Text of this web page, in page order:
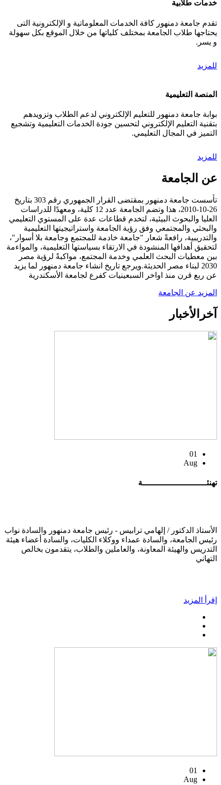
خدمات طلابية
تقدم جامعة دمنهور كافة الخدمات المعلوماتية و الإلكترونية التى
يحتاجها طلاب الجامعة بمختلف كلياتها من خلال الموقع بكل سهولة
و يسر.
للمزيد
المنصة التعليمية
بوابة جامعة دمنهور للتعليم الإلكتروني لدعم الطلاب وتزويدهم
بتقنية التعليم الإلكتروني لتحسين جودة الخدمات التعليمية وتشجيع
التميز في المجال التعليمي.
للمزيد
عن الجامعة
تأسست جامعة دمنهور بمقتضى القرار الجمهوري رقم 303 بتاريخ
26-10-2010، هذا وتضم الجامعة عدد 12 كلية، ومعهدًا للدراسات
العليا والبحوث البيئية، لتخدم قطاعات عدة على المستوي التعليمي
والبحثي والمجتمعي وفق رؤية الجامعة واستراتيجيتها التعليمية
والتدريبية، رافعةً شعار "جامعة خادمة للمجتمع وجامعة بلا أسوار"،
لتحقيق أهدافها المنشودة في الارتقاء بسياستها التعليمية، والمواءمة
بين معطيات البحث العلمي وخدمة المجتمع، مواكبةً لرؤية مصر
2030 لبناء مصر الحديثة.ويرجع تاريخ انشاء جامعة دمنهور لما يزيد
عن ربع قرن منذ اواخر السبعينيات كفرع لجامعة الأسكندرية
المزيد عن الجامعة
آخر الأخبار
01
Aug
تهنئــــــــــــــــــــــــــة
الأستاذ الدكتور / إلهامي ترابيس - رئيس جامعة دمنهور والسادة نواب
رئيس الجامعة، والسادة عمداء ووكلاء الكليات، والسادة أعضاء هيئة
التدريس والهيئة المعاونة، والعاملين والطلاب، يتقدمون بخالص
التهاني
إقرأ المزيد
01
Aug